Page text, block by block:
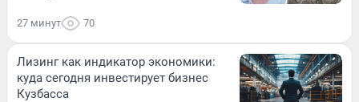
27 минут 70
Лизинг как индикатор экономики:
куда сегодня инвестирует бизнес
Кузбасса